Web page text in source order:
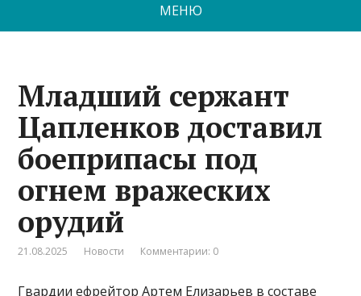
МЕНЮ
Младший сержант
Цапленков доставил
боеприпасы под
огнем вражеских
орудий
21.08.2025 Новости Комментарии: 0
Гвардии ефрейтор Артем Елизарьев в составе